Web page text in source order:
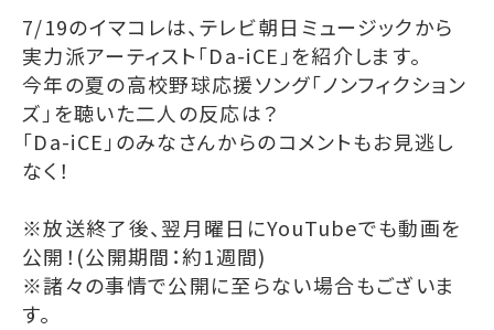
7/19のイマコレは、テレビ朝日ミュージックから
実力派アーティスト「Da-iCE」を紹介します。
今年の夏の高校野球応援ソング「ノンフィクション
ズ」を聴いた二人の反応は？
「Da-iCE」のみなさんからのコメントもお見逃し
なく！
※放送終了後、翌月曜日にYouTubeでも動画を
公開！(公開期間：約1週間)
※諸々の事情で公開に至らない場合もございま
す。